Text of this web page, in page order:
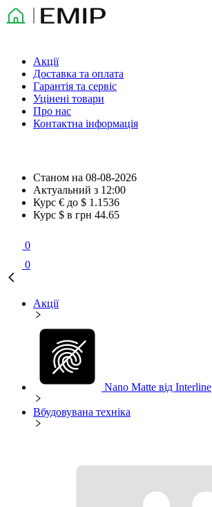
Акції
Доставка та оплата
Гарантія та сервіс
Уцінені товари
Про нас
Контактна інформація
Станом на 08-08-2026
Актуальний з 12:00
Курс € до $ 1.1536
Курс $ в грн 44.65
0
0
Акції
Nano Matte від Interline
Вбудовувана техніка